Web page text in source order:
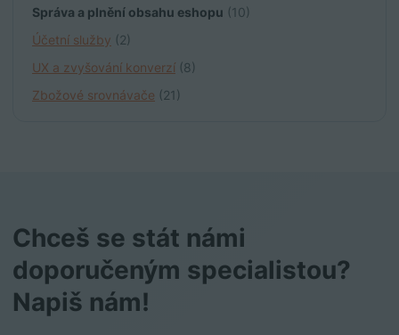
Správa a plnění obsahu eshopu (10)
Účetní služby (2)
UX a zvyšování konverzí (8)
Zbožové srovnávače (21)
Chceš se stát námi
doporučeným specialistou?
Napiš nám!